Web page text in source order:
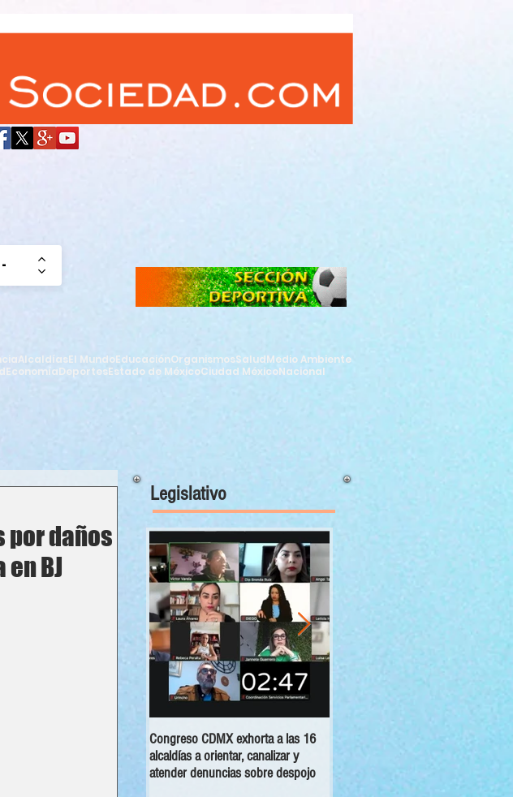
AlcaldíasEl MundoEducaciónOrganismosSaludMedio Ambiente
EconomíaDeportesEstado de MéxicoCiudad MéxicoNacional
por daños
BJ
Legislativo
Congreso CDMX exhorta a las 16
alcaldías a orientar, canalizar y
atender denuncias sobre despojo
MC pide establecer reglas para
la capital tras separación de un